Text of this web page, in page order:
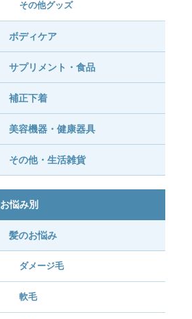
その他グッズ
ボディケア
サプリメント・食品
補正下着
美容機器・健康器具
その他・生活雑貨
お悩み別
髪のお悩み
ダメージ毛
軟毛